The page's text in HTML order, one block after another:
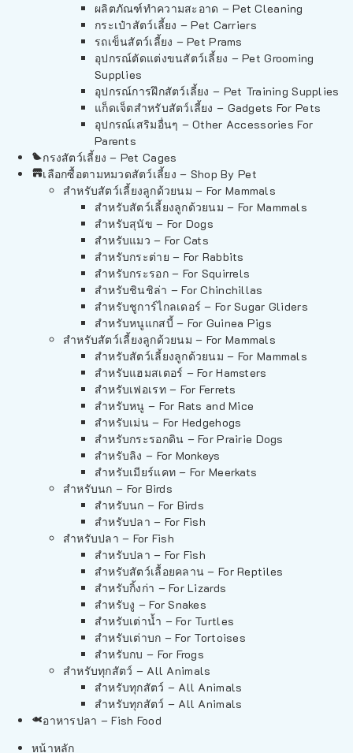
ผลิตภัณฑ์ทำความสะอาด – Pet Cleaning
กระเป๋าสัตว์เลี้ยง – Pet Carriers
รถเข็นสัตว์เลี้ยง – Pet Prams
อุปกรณ์ตัดแต่งขนสัตว์เลี้ยง – Pet Grooming
Supplies
อุปกรณ์การฝึกสัตว์เลี้ยง – Pet Training Supplies
แก็ดเจ็ตสำหรับสัตว์เลี้ยง – Gadgets For Pets
อุปกรณ์เสริมอื่นๆ – Other Accessories For
Parents
กรงสัตว์เลี้ยง – Pet Cages
เลือกซื้อตามหมวดสัตว์เลี้ยง – Shop By Pet
สำหรับสัตว์เลี้ยงลูกด้วยนม – For Mammals
สำหรับสัตว์เลี้ยงลูกด้วยนม – For Mammals
สำหรับสุนัข – For Dogs
สำหรับแมว – For Cats
สำหรับกระต่าย – For Rabbits
สำหรับกระรอก – For Squirrels
สำหรับชินชิล่า – For Chinchillas
สำหรับชูการ์ไกลเดอร์ – For Sugar Gliders
สำหรับหนูแกสบี้ – For Guinea Pigs
สำหรับสัตว์เลี้ยงลูกด้วยนม – For Mammals
สำหรับสัตว์เลี้ยงลูกด้วยนม – For Mammals
สำหรับแฮมสเตอร์ – For Hamsters
สำหรับเฟอเรท – For Ferrets
สำหรับหนู – For Rats and Mice
สำหรับเม่น – For Hedgehogs
สำหรับกระรอกดิน – For Prairie Dogs
สำหรับลิง – For Monkeys
สำหรับเมียร์แคท – For Meerkats
สำหรับนก – For Birds
สำหรับนก – For Birds
สำหรับปลา – For Fish
สำหรับปลา – For Fish
สำหรับปลา – For Fish
สำหรับสัตว์เลื้อยคลาน – For Reptiles
สำหรับกิ้งก่า – For Lizards
สำหรับงู – For Snakes
สำหรับเต่าน้ำ – For Turtles
สำหรับเต่าบก – For Tortoises
สำหรับกบ – For Frogs
สำหรับทุกสัตว์ – All Animals
สำหรับทุกสัตว์ – All Animals
สำหรับทุกสัตว์ – All Animals
อาหารปลา – Fish Food
หน้าหลัก